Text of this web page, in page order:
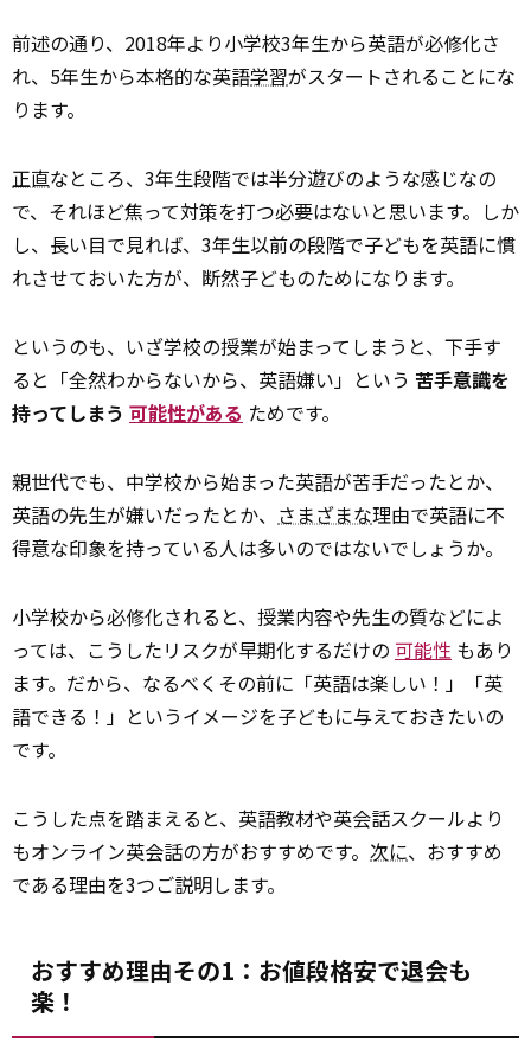
前述の通り、2018年より小学校3年生から英語が必修化さ
れ、5年生から本格的な英語学習がスタートされることにな
ります。
正直なところ、3年生段階では半分遊びのような感じなの
で、それほど焦って対策を打つ必要はないと思います。しか
し、長い目で見れば、3年生以前の段階で子どもを英語に慣
れさせておいた方が、断然子どものためになります。
というのも、いざ学校の授業が始まってしまうと、下手す
ると「全然わからないから、英語嫌い」という 苦手意識を
持ってしまう 可能性がある ためです。
親世代でも、中学校から始まった英語が苦手だったとか、
英語の先生が嫌いだったとか、 さまざまな理由で英語に不
得意な印象を持っている人は多いのではないでしょうか。
小学校から必修化されると、授業内容や先生の質などによ
っては、こうしたリスクが早期化するだけの 可能性 もあり
ます。だから、なるべくその前に「英語は楽しい！」「英
語できる！」というイメージを子どもに与えておきたいの
です。
こうした点を踏まえると、英語教材や英会話スクールより
もオンライン英会話の方がおすすめです。 次に、おすすめ
である理由を3つご説明します。
おすすめ理由その1：お値段格安で退会も
楽！